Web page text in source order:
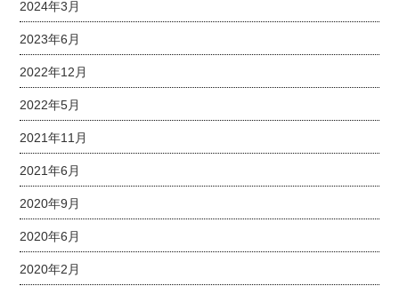
2024年3月
2023年6月
2022年12月
2022年5月
2021年11月
2021年6月
2020年9月
2020年6月
2020年2月